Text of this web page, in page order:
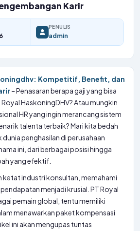
Karir
PENULIS
admin
Kompetitif, Benefit, dan
– Penasaran berapa gaji yang bisa
HaskoningDHV? Atau mungkin
HR yang ingin merancang sistem
talenta terbaik? Mari kita bedah
penghasilan di perusahaan
ini, dari berbagai posisi hingga
yang efektif.
ketat industri konsultan, memahami
menjadi krusial. PT Royal
pemain global, tentu memiliki
menawarkan paket kompensasi
ini akan mengupas tuntas